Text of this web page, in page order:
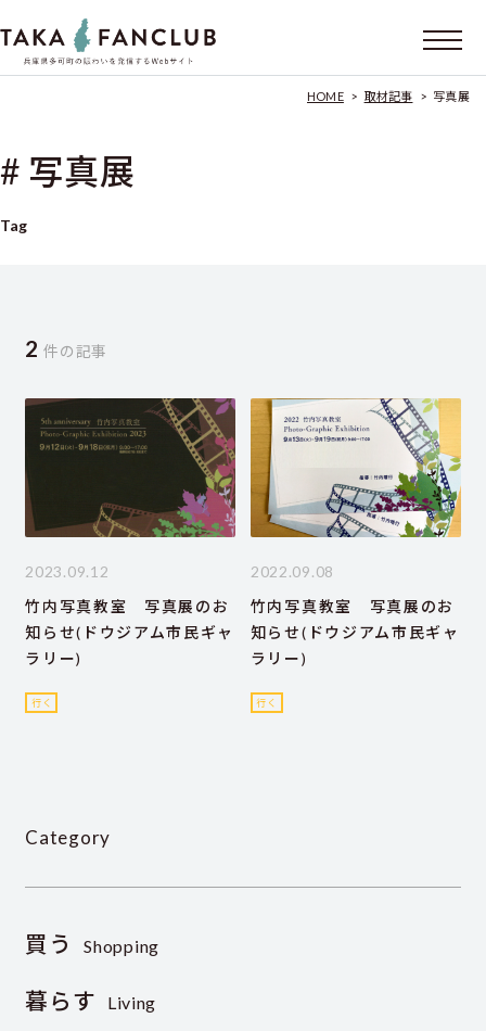
HOME > 取材記事 > 写真展
# 写真展
Tag
2 件の記事
2023.09.12
竹内写真教室 写真展のお
知らせ(ドウジアム市民ギャ
ラリー)
行く
2022.09.08
竹内写真教室 写真展のお
知らせ(ドウジアム市民ギャ
ラリー)
行く
Category
買う Shopping
暮らす Living